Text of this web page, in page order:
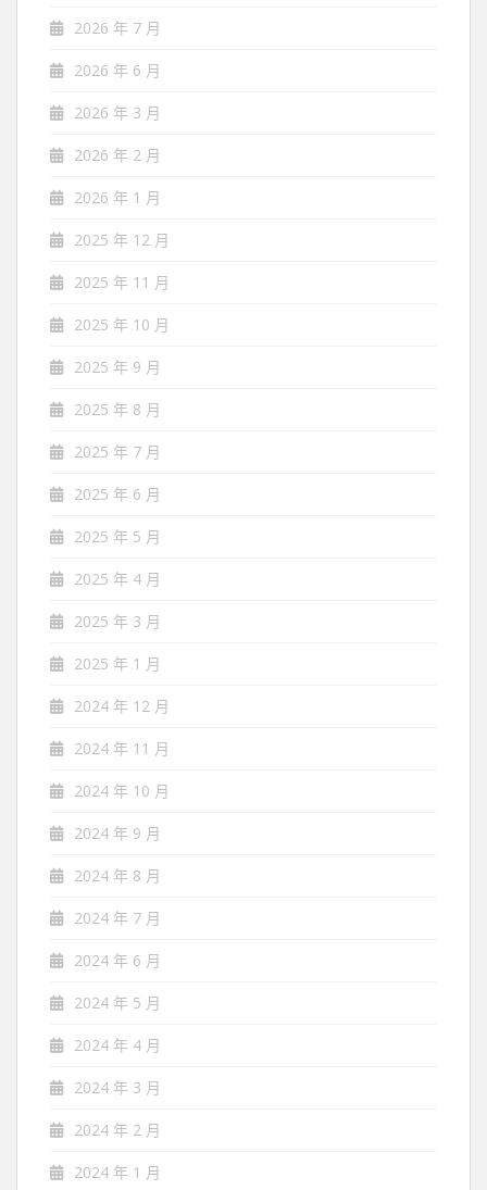
2026 年 7 月
2026 年 6 月
2026 年 3 月
2026 年 2 月
2026 年 1 月
2025 年 12 月
2025 年 11 月
2025 年 10 月
2025 年 9 月
2025 年 8 月
2025 年 7 月
2025 年 6 月
2025 年 5 月
2025 年 4 月
2025 年 3 月
2025 年 1 月
2024 年 12 月
2024 年 11 月
2024 年 10 月
2024 年 9 月
2024 年 8 月
2024 年 7 月
2024 年 6 月
2024 年 5 月
2024 年 4 月
2024 年 3 月
2024 年 2 月
2024 年 1 月